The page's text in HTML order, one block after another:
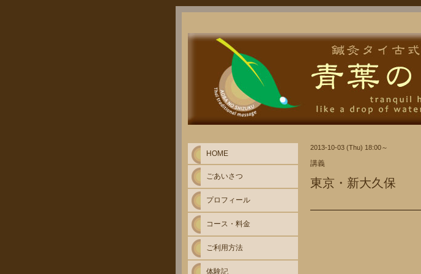
2013-10-03 (Thu) 18:00～
講義
東京・新大久保
HOME
ごあいさつ
プロフィール
コース・料金
ご利用方法
体験記